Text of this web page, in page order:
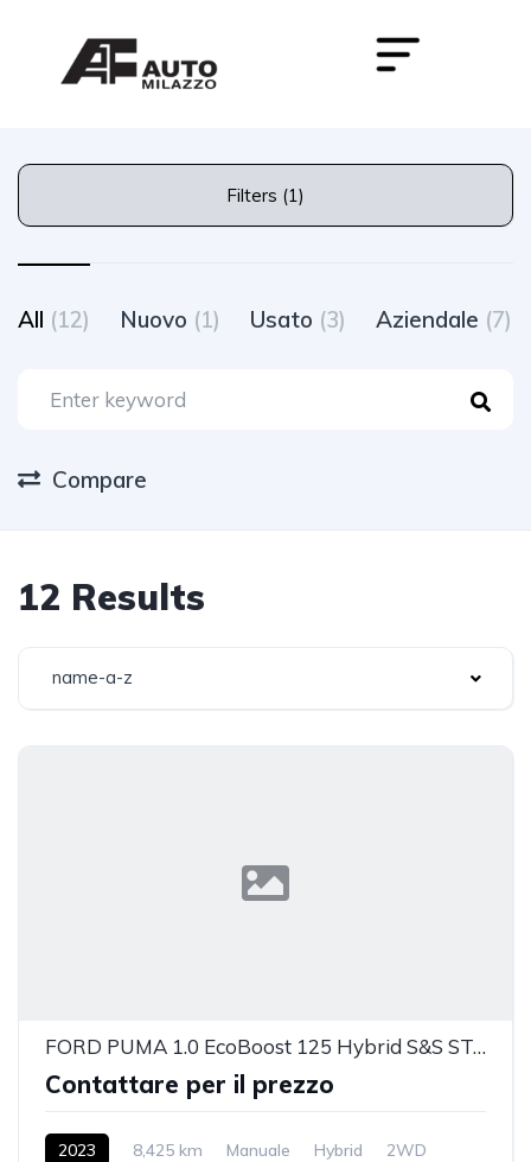
Filters (1)
All (12) Nuovo (1) Usato (3) Aziendale (7)
Compare
12 Results
name-a-z
FORD PUMA 1.0 EcoBoost 125 Hybrid S&S ST-Line
Contattare per il prezzo
2023 8,425 km Manuale Hybrid 2WD